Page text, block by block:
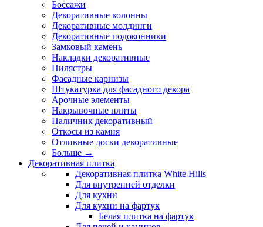
Боссажи
Декоративные колонны
Декоративные молдинги
Декоративные подоконники
Замковый камень
Накладки декоративные
Пилястры
Фасадные карнизы
Штукатурка для фасадного декора
Арочные элементы
Накрывочные плиты
Наличник декоративный
Откосы из камня
Отливные доски декоративные
Больше →
Декоративная плитка
Декоративная плитка White Hills
Для внутренней отделки
Для кухни
Для кухни на фартук
Белая плитка на фартук